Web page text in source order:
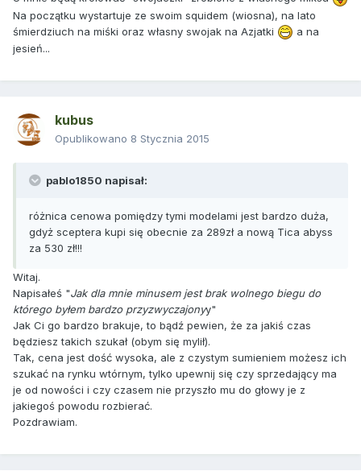
Na początku wystartuje ze swoim squidem (wiosna), na lato
śmierdziuch na miśki oraz własny swojak na Azjatki
a na
jesień...
kubus
Opublikowano 8 Stycznia 2015
pablo1850 napisał:
różnica cenowa pomiędzy tymi modelami jest bardzo duża,
gdyż sceptera kupi się obecnie za 289zł a nową Tica abyss
za 530 zł!!!
Witaj.
Napisałeś "Jak dla mnie minusem jest brak wolnego biegu do
którego byłem bardzo przyzwyczajonyy"
Jak Ci go bardzo brakuje, to bądź pewien, że za jakiś czas
będziesz takich szukał (obym się mylił).
Tak, cena jest dość wysoka, ale z czystym sumieniem możesz ich
szukać na rynku wtórnym, tylko upewnij się czy sprzedający ma
je od nowości i czy czasem nie przyszło mu do głowy je z
jakiegoś powodu rozbierać.
Pozdrawiam.